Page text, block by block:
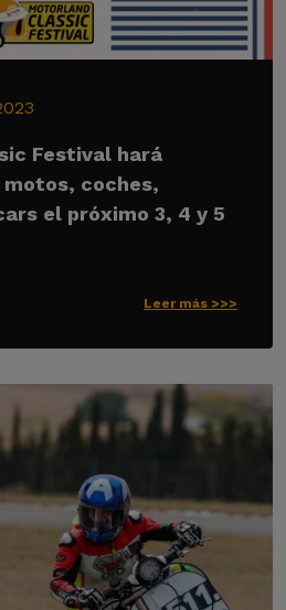
Festival hará
coches,
el próximo 3, 4 y 5
Leer más >>>